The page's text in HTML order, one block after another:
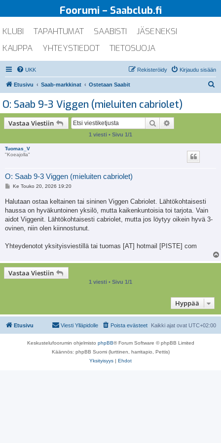
Foorumi – Saabclub.fi
KLUBI TAPAHTUMAT SAABISTI
JÄSENEKSI
KAUPPA
YHTEYSTIEDOT TIETOSUOJA
UKK Kirjaudu sisään
Rekisteröidy
Etusivu Saab-markkinat Ostetaan Saabit
O: Saab 9-3 Viggen (mieluiten cabriolet)
Vastaa Viestiin Etsi
1 viesti • Sivu 1/1
Tuomas_V
"Koeajolla"
O: Saab 9-3 Viggen (mieluiten cabriolet)
V
s
t
Ke Touko 20, 2026 19:20
Halutaan ostaa keltainen tai sininen Viggen Cabriolet. Lähtökohtaisesti
haussa on hyväkuntoinen yksilö, mutta kaikenkuntoisia toi tarjota. Vain
aidot Viggenit. Lähtökohtaisesti cabriolet, mutta jos löytyy oikein hyvä 3-
ovinen, niin olen kiinnostunut.
Yhteydenotot yksityisviestillä tai tuomas [AT] hotmail [PISTE] com
Vastaa Viestiin
1 viesti • Sivu 1/1
Hyppää
Etusivu Kaikki ajat ovat UTC+02:00
Poista evästeet
Viesti Ylläpidolle
Keskustelufoorumin ohjelmisto phpBB® Forum Software © phpBB Limited
Käännös: phpBB Suomi (lurttinen, harritapio, Pettis)
Yksityisyys | Ehdot